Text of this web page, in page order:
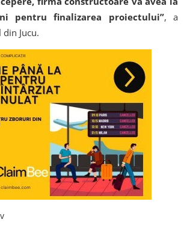
pentru finalizarea proiectului”, a
Jucu.